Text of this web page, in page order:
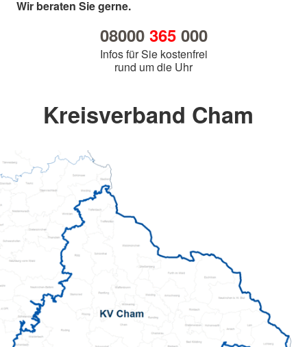
Wir beraten Sie gerne.
08000 365000
Infos für Sie kostenfrei
rund um die Uhr
Kreisverband Cham